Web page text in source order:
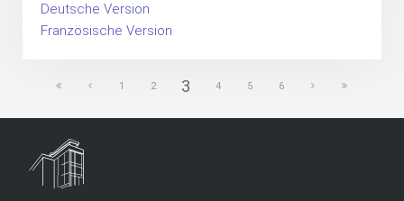
Deutsche Version
Französische Version
1 2 3 4 5 6